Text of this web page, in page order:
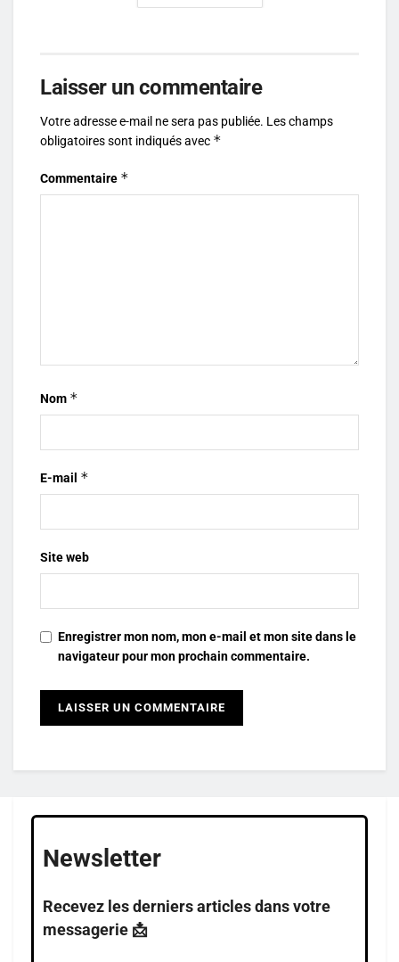
Laisser un commentaire
Votre adresse e-mail ne sera pas publiée. Les champs
obligatoires sont indiqués avec *
Commentaire *
Nom *
E-mail *
Site web
Enregistrer mon nom, mon e-mail et mon site dans le
navigateur pour mon prochain commentaire.
Newsletter
Recevez les derniers articles dans votre
messagerie 📩